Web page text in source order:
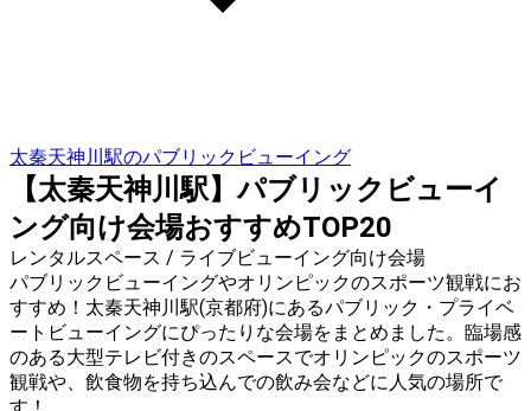
太秦天神川駅のパブリックビューイング
【太秦天神川駅】パブリックビューイ
ング向け会場おすすめTOP20
レンタルスペース / ライブビューイング向け会場
パブリックビューイングやオリンピックのスポーツ観戦にお
すすめ！太秦天神川駅(京都府)にあるパブリック・プライベ
ートビューイングにぴったりな会場をまとめました。臨場感
のある大型テレビ付きのスペースでオリンピックのスポーツ
観戦や、飲食物を持ち込んでの飲み会などに人気の場所で